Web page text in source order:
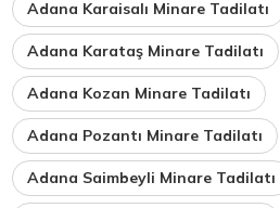
Adana Karaisalı Minare Tadilatı
Adana Karataş Minare Tadilatı
Adana Kozan Minare Tadilatı
Adana Pozantı Minare Tadilatı
Adana Saimbeyli Minare Tadilatı